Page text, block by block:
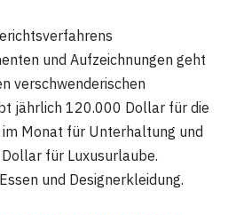
und Aufzeichnungen geht
verschwenderischen
jährlich 120.000 Dollar für die
Monat für Unterhaltung und
für Luxusurlaube.
und Designerkleidung.